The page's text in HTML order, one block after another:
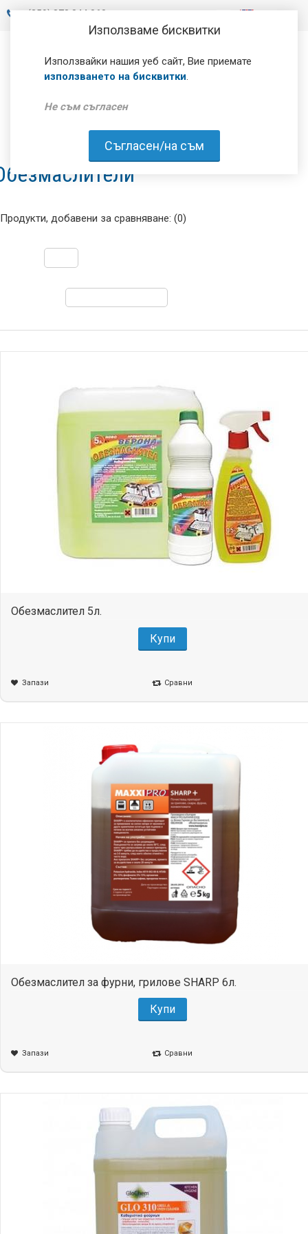
Използваме бисквитки
Използвайки нашия уеб сайт, Вие приемате
използването на бисквитки.
Не съм съгласен
Съгласен/на съм
+(359) 878 844 060
Продукти, добавени за сравняване: (0)
Обезмаслител 5л.
Купи
Запази Сравни
Обезмаслител за фурни, грилове SHARP 6л.
Купи
Запази Сравни